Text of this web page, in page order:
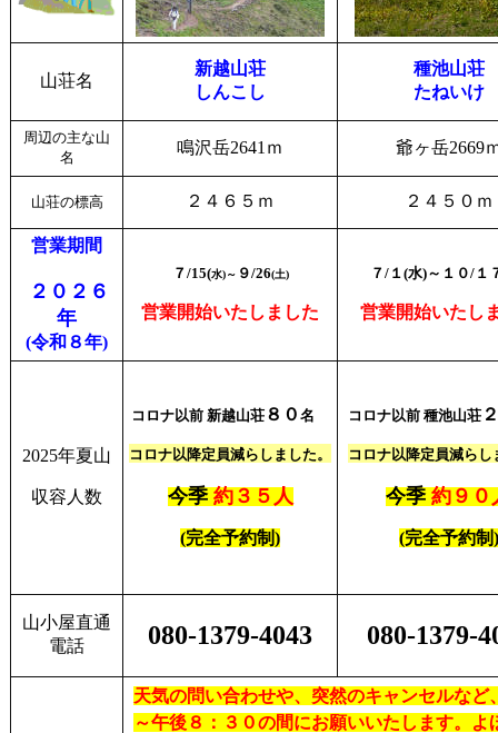
山荘名
新越山荘
しんこし
種池山荘
たねいけ
周辺の主な山
名
鳴沢岳2641ｍ 爺ヶ岳2669
山荘の標高 ２４６５ｍ ２４５０ｍ
営業期間
２０２６
年
(令和 ８年)
７/15(水)～ ９/26(土)
営業開始いたしました
７/１(水)～ １０/１
営業開始いたし
2025年夏山
収容人数
コロナ以前 新越山荘 ８０ 名
コロナ以降定員減らしました。
今季 約３５人
(完全予約制)
コロナ以前 種池山荘
コロナ以降定員減らし
今季 約９０
(完全予約制)
山小屋直通
電話
080-1379-4043 080-1379-
天気の問い合わせや、突然のキャンセルな
～午後８：３０の間にお願いいたします。